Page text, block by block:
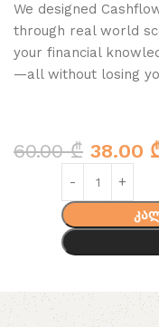
We designed
through real world
your financial
—all without losing
60.00₾ 38.00